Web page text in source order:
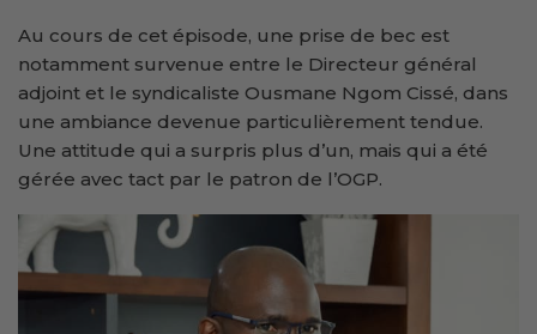
Au cours de cet épisode, une prise de bec est
notamment survenue entre le Directeur général
adjoint et le syndicaliste Ousmane Ngom Cissé, dans
une ambiance devenue particulièrement tendue.
Une attitude qui a surpris plus d’un, mais qui a été
gérée avec tact par le patron de l’OGP.